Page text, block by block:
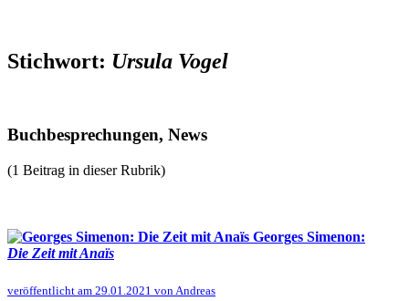
Stichwort: Ursula Vogel
Buchbesprechungen, News
(1 Beitrag in dieser Rubrik)
Georges Simenon:
Die Zeit mit Anaïs
veröffentlicht am 29.01.2021 von Andreas